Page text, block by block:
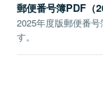
郵便番号簿PDF（
2025年度版郵便番
す。